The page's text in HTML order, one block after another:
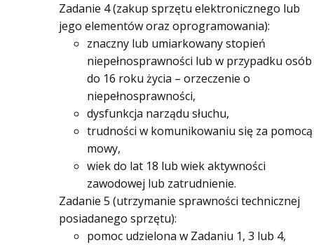
Zadanie 4 (zakup sprzętu elektronicznego lub
jego elementów oraz oprogramowania):
znaczny lub umiarkowany stopień
niepełnosprawności lub w przypadku osób
do 16 roku życia – orzeczenie o
niepełnosprawności,
dysfunkcja narządu słuchu,
trudności w komunikowaniu się za pomocą
mowy,
wiek do lat 18 lub wiek aktywności
zawodowej lub zatrudnienie.
Zadanie 5 (utrzymanie sprawności technicznej
posiadanego sprzętu):
pomoc udzielona w Zadaniu 1, 3 lub 4,